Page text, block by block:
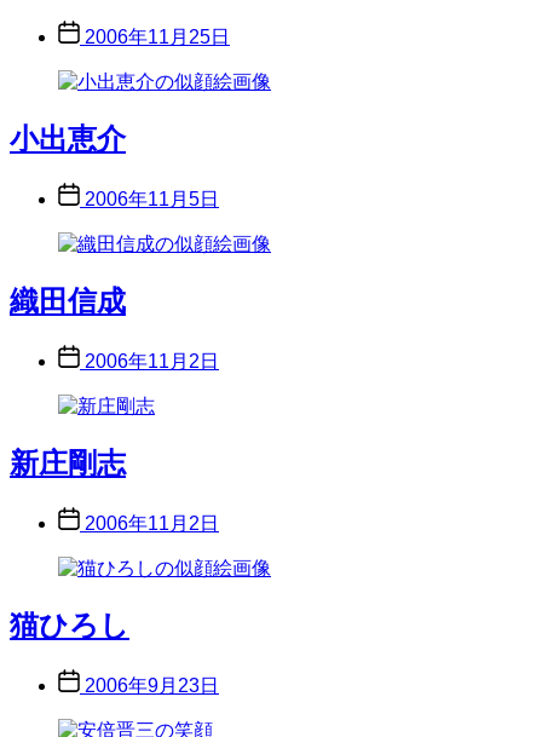
Post
date
2006年11月25日
小出恵介
Post
date
2006年11月5日
織田信成
Post
date
2006年11月2日
新庄剛志
Post
date
2006年11月2日
猫ひろし
Post
date
2006年9月23日